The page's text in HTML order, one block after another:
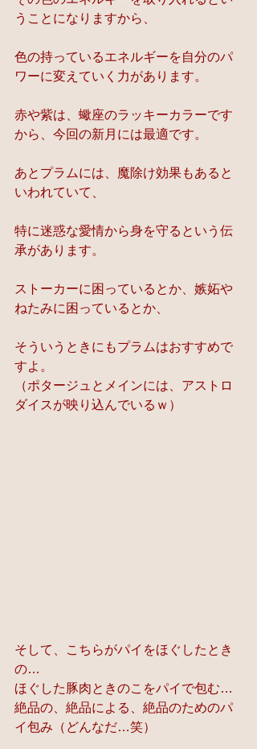
うことになりますから、
色の持っているエネルギーを自分のパ
ワーに変えていく力があります。
赤や紫は、蠍座のラッキーカラーです
から、今回の新月には最適です。
あとプラムには、魔除け効果もあると
いわれていて、
特に迷惑な愛情から身を守るという伝
承があります。
ストーカーに困っているとか、嫉妬や
ねたみに困っているとか、
そういうときにもプラムはおすすめで
すよ。
（ポタージュとメインには、アストロ
ダイスが映り込んでいるｗ）
そして、こちらがパイをほぐしたとき
の…
ほぐした豚肉ときのこをパイで包む…
絶品の、絶品による、絶品のためのパ
イ包み（どんなだ…笑）